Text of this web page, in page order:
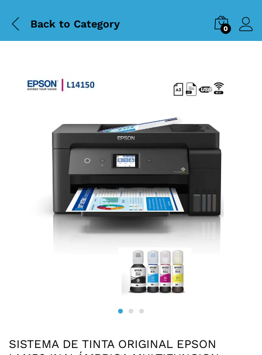
Back to Category 0
SISTEMA DE TINTA ORIGINAL EPSON